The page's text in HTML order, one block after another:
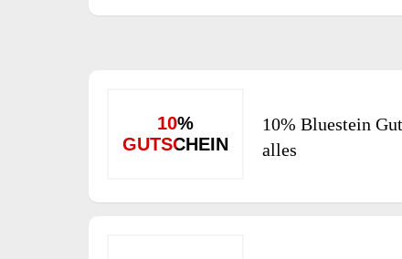
10%
GUTSCHEIN
10% Bluestein
alles